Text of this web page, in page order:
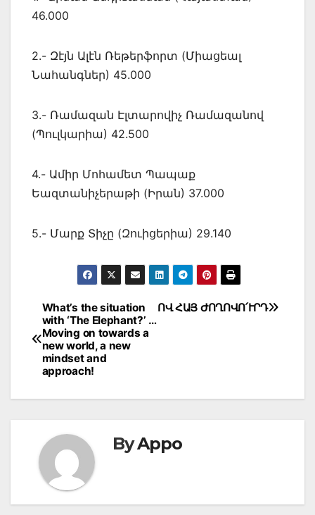
46.000
2.- Զէյն Ալէն Ռեթերֆորտ (Միացեալ
Նահանգներ) 45.000
3.- Ռամազան Էլտարովիչ Ռամազանով
(Պուլկարիա) 42.500
4.- Ամիր Մոհամետ Պապաք
Եազտանիչերաթի (Իրան) 37.000
5.- Մարք Տիչը (Զուիցերիա) 29.140
Post
navigation
ՈՎ ՀԱՅ ԺՈՂՈՎՈ՛ՒՐԴ
What’s the situation
with ‘The Elephant?’ …
Moving on towards a
new world, a new
mindset and
approach!
ByAppo